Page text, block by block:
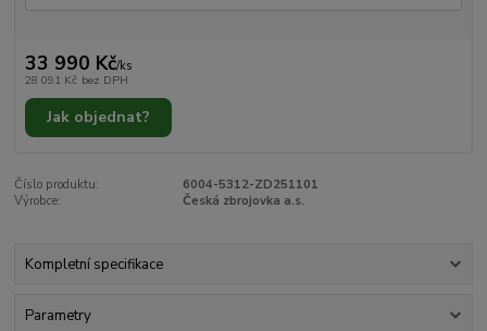
33 990 Kč/ks
28 091 Kč bez DPH
Jak objednat?
Číslo produktu:
6004-5312-ZD251101
Výrobce:
Česká zbrojovka a.s.
Kompletní specifikace
Parametry